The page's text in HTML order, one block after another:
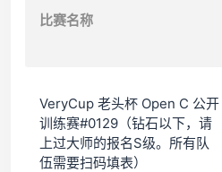
比赛名称
VeryCup 老头杯 Open C 公开
训练赛#0129（钻石以下，请
上过大师的报名S级。所有队
伍需要扫码填表）